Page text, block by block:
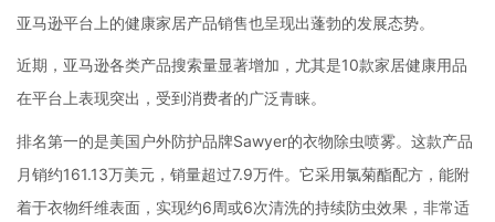
亚马逊平台上的健康家居产品销售也呈现出蓬勃的发展态势。
近期，亚马逊各类产品搜索量显著增加，尤其是10款家居健康用品
在平台上表现突出，受到消费者的广泛青睐。
排名第一的是美国户外防护品牌Sawyer的衣物除虫喷雾。这款产品
月销约161.13万美元，销量超过7.9万件。它采用氯菊酯配方，能附
着于衣物纤维表面，实现约6周或6次清洗的持续防虫效果，非常适